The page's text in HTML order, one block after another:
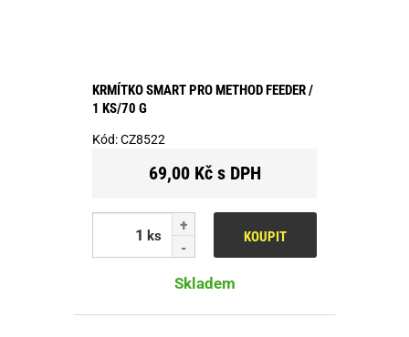
KRMÍTKO SMART PRO METHOD FEEDER /
1 KS/70 G
Kód:CZ8522
69,00 Kč s DPH
ks KOUPIT
Skladem